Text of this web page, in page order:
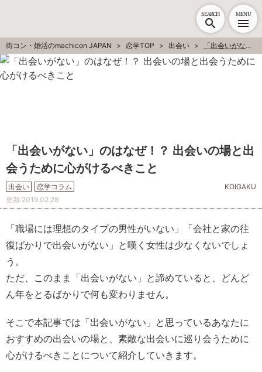
SEARCH MENU
街コン・婚活のmachicon JAPAN 恋学TOP 出会い 「出会いがない」のはなぜ！？ 出会いの場と出会うために心がけるべきこと
「出会いがない」のはなぜ！？ 出会いの場と出
会うために心がけるべきこと
出会い 恋学コラム
KOIGAKU
更新:2019.02.28
「職場には理想のタイプの男性がいない」「会社と家の往
復ばかりで出会いがない」と嘆く女性は少なくないでしょ
う。
ただ、このまま「出会いがない」と諦めていると、どんど
ん年をとるばかりで何も変わりません。
そこで本記事では「出会いがない」と思っているあなたに
おすすめの出会いの場と、素敵な出会いに巡り会うために
心がけるべきことについて紹介していきます。